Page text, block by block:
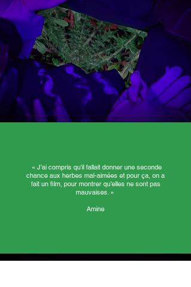
« J’ai compris qu’il fallait donner une seconde
chance aux herbes mal-aimées et pour ça, on a
fait un film, pour montrer qu’elles ne sont pas
mauvaises. »
Amine